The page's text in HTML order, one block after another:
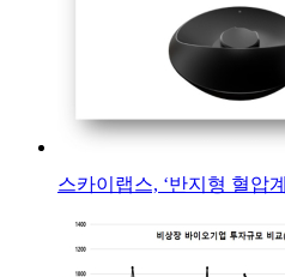
스카이랩스, ‘반지형 혈압